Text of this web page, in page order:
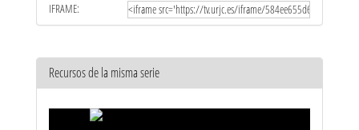
IFRAME:
Recursos de la misma serie